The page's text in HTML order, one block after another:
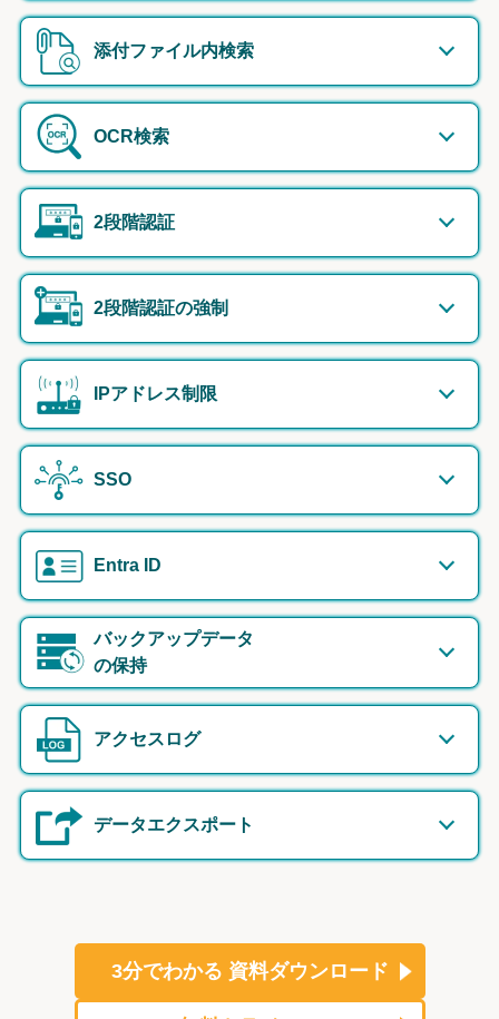
添付ファイル内検索
OCR検索
2段階認証
2段階認証の強制
IPアドレス制限
SSO
Entra ID
バックアップデータ
の保持
アクセスログ
データエクスポート
3分でわかる 資料ダウンロード